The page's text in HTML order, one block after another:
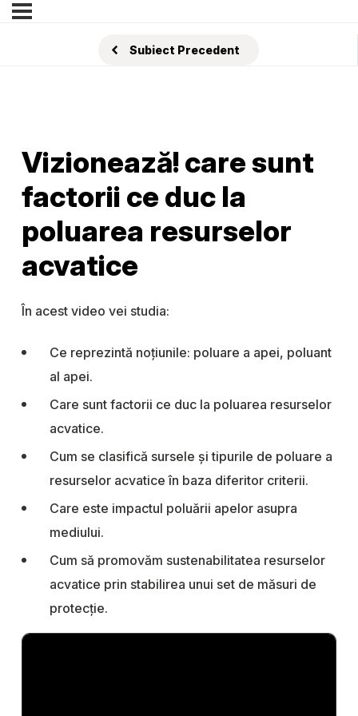
Subiect Precedent
Vizionează! care sunt
factorii ce duc la
poluarea resurselor
acvatice
În acest video vei studia:
Ce reprezintă noțiunile: poluare a apei, poluant
al apei.
Care sunt factorii ce duc la poluarea resurselor
acvatice.
Cum se clasifică sursele și tipurile de poluare a
resurselor acvatice în baza diferitor criterii.
Care este impactul poluării apelor asupra
mediului.
Cum să promovăm sustenabilitatea resurselor
acvatice prin stabilirea unui set de măsuri de
protecție.